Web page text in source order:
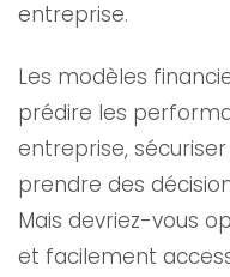
entreprise.
Les modèles
prédire les
entreprise,
prendre des
Mais devriez-vous
et facilement